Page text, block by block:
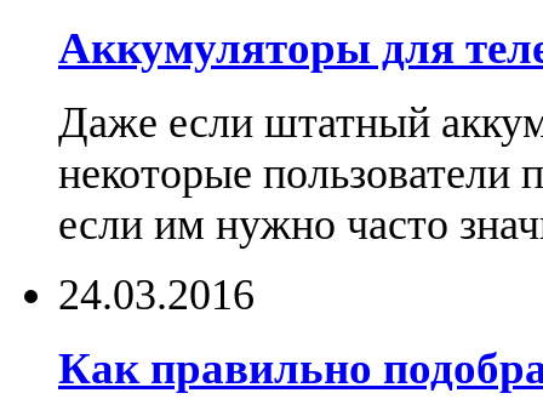
Аккумуляторы для
Даже если штатный
некоторые пользователи
если им нужно часто
24.03.2016
Как правильно